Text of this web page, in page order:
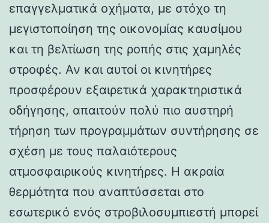
επαγγελματικά οχήματα, με στόχο τη
μεγιστοποίηση της οικονομίας καυσίμου
και τη βελτίωση της ροπής στις χαμηλές
στροφές. Αν και αυτοί οι κινητήρες
προσφέρουν εξαιρετικά χαρακτηριστικά
οδήγησης, απαιτούν πολύ πιο αυστηρή
τήρηση των προγραμμάτων συντήρησης σε
σχέση με τους παλαιότερους
ατμοσφαιρικούς κινητήρες. Η ακραία
θερμότητα που αναπτύσσεται στο
εσωτερικό ενός στροβιλοσυμπιεστή μπορεί